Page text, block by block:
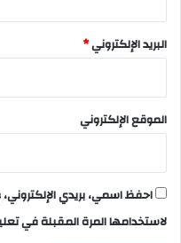
البريد الإلكتروني*
الموقع الإلكتروني
احفظ اسمي، بريدي
لاستخدامها المرة المقبلة في